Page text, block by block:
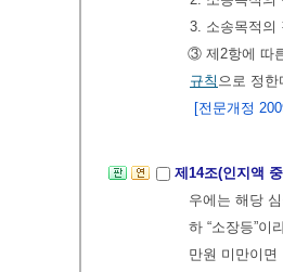
3. 소송목적의
③ 제2항에 따
규칙 으로 정
[전문개정
제14조(인지액
우에는 해당
하 “소장등”이
만원 미만이